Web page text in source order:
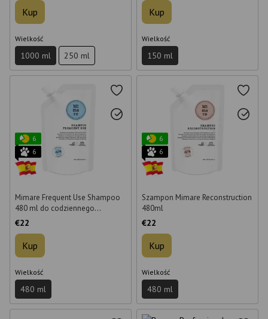
Kup
Wielkość
1000 ml 250 ml
Kup
Wielkość
150 ml
6
6
Mimare Frequent Use Shampoo
480 ml do codziennego
stosowania
€22
Kup
Wielkość
480 ml
6
6
Szampon Mimare Reconstruction
480ml
€22
Kup
Wielkość
480 ml